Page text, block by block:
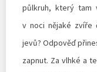
půlkruh, který tam
v noci nějaké zvíře
jevů? Odpověď
zapnut. Za vlhké a